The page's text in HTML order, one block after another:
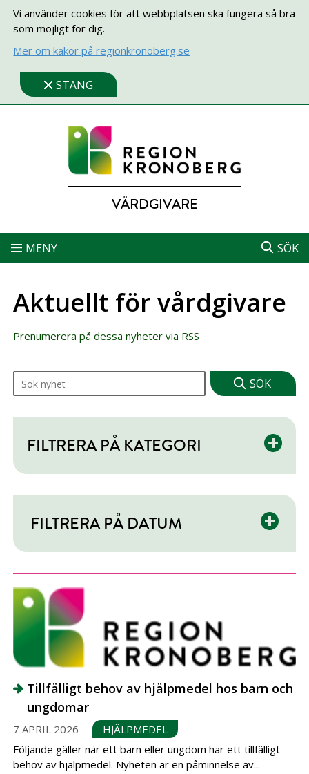
Vi använder cookies för att webbplatsen ska fungera så bra
som möjligt för dig.
Mer om kakor på regionkronoberg.se
STÄNG
VÅRDGIVARE
MENY SÖK
Aktuellt för vårdgivare
Prenumerera på dessa nyheter via RSS
Sök på nyheter
FILTRERA PÅ KATEGORI
FILTRERA PÅ DATUM
Tillfälligt behov av hjälpmedel hos barn och
ungdomar
7 APRIL 2026
HJÄLPMEDEL
Följande gäller när ett barn eller ungdom har ett tillfälligt
behov av hjälpmedel. Nyheten är en påminnelse av...